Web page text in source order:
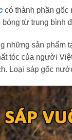
có thành phần gốc
từ trung bình
những sản phẩm
tóc của người
Loại sáp gốc